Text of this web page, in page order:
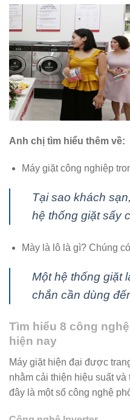
Anh chị tìm hiểu thêm về:
Máy giặt công nghiệp
Tại sao khách
hệ thống giặt sấy
Mày là lô là gì? Chúng
Một hệ thống giặt
chắn cần dùng
Tìm hiểu 8 công
hiện nay
Máy giặt hiện đại được
nhằm cải thiện hiệu suất
đây là một số công nghệ